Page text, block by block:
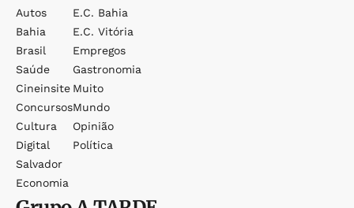
Autos
Bahia
Brasil
Saúde
Cineinsite
Concursos
Cultura
Digital
Salvador
Economia
E.c. Bahia
E.c. Vitória
Empregos
Gastronomia
Muito
Mundo
Opinião
Política